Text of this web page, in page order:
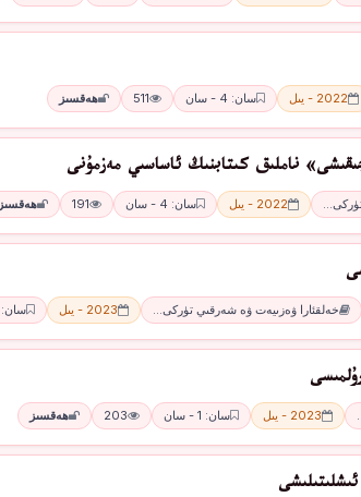
2022 - يىل سان: 4 - سان 511 ھەقسىز
ناملىق كىتابنىڭ ئاساسىي مەزمۇنى
2022 - يىل سان: 4 - سان 191 ھەقسىز
خەلقئارا ۋەزىيەت ۋە شەرقىي تۈركى… 2023 - يىل سان: 1 - سان
2023 - يىل سان: 1 - سان 203 ھەقسىز